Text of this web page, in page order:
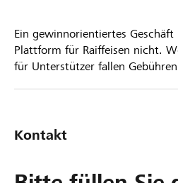
Ein gewinnorientiertes
Plattform für Raiffeisen nicht.
für Unterstützer fallen
Kontakt